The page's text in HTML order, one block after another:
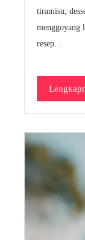
tiramisu,
menggoyang
resep…